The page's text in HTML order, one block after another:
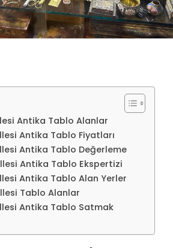
Antika Tablo Alanlar
Antika Tablo Fiyatları
Antika Tablo Değerleme
Antika Tablo Ekspertizi
Antika Tablo Alan Yerler
Tablo Alanlar
Antika Tablo Satmak